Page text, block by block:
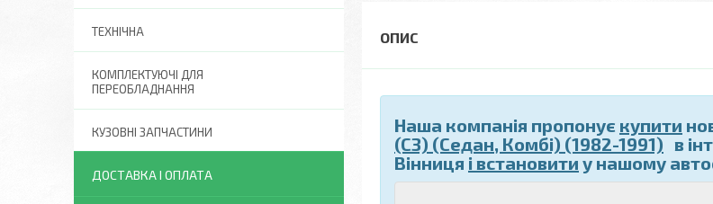
Наша компанія пропонує купити
(C3) (Седан, Комбі) (1982-1991) в
Вінниця і встановити у нашому
ТЕХНІЧНА
КОМПЛЕКТУЮЧІ ДЛЯ
ПЕРЕОБЛАДНАННЯ
КУЗОВНІ ЗАПЧАСТИНИ
ДОСТАВКА І ОПЛАТА